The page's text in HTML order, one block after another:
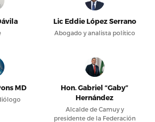
Lic Eddie López Serrano
Abogado y analista político
MD
Hon. Gabriel “Gaby”
Hernández
Alcalde de Camuy y
presidente de la Federación